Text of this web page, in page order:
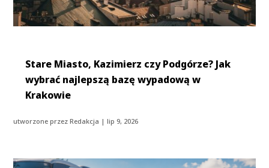
Stare Miasto, Kazimierz czy Podgórze? Jak
wybrać najlepszą bazę wypadową w
Krakowie
utworzone przezRedakcja |lip 9, 2026